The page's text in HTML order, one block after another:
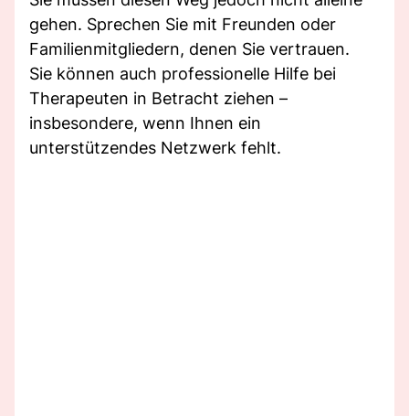
gehen. Sprechen Sie mit Freunden oder
Familienmitgliedern, denen Sie vertrauen.
Sie können auch professionelle Hilfe bei
Therapeuten in Betracht ziehen –
insbesondere, wenn Ihnen ein
unterstützendes Netzwerk fehlt.